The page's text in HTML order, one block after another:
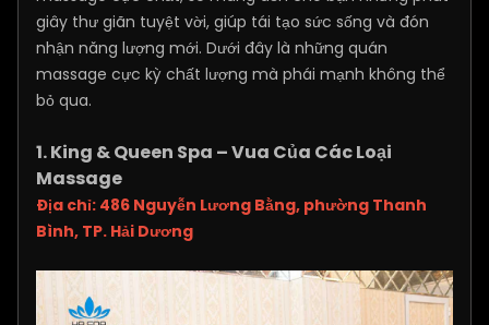
giây thư giãn tuyệt vời, giúp tái tạo sức sống và đón
nhận năng lượng mới. Dưới đây là những quán
massage cực kỳ chất lượng mà phái mạnh không thể
bỏ qua.
1. King & Queen Spa – Vua Của Các Loại
Massage
Địa chỉ: 486 Nguyễn Lương Bằng, phường Thanh
Bình, TP. Hải Dương